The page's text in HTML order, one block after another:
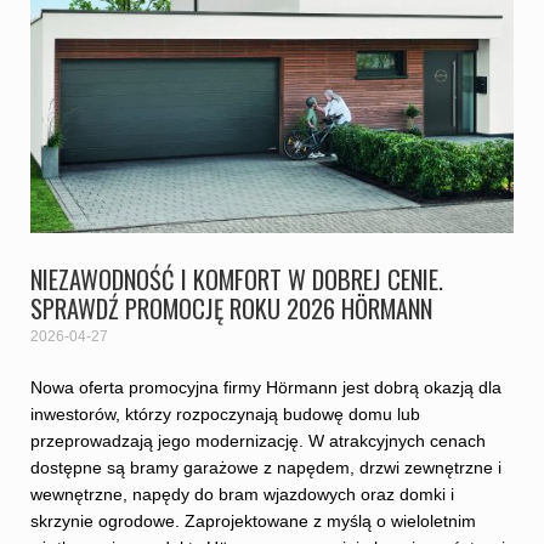
NIEZAWODNOŚĆ I KOMFORT W DOBREJ CENIE.
SPRAWDŹ PROMOCJĘ ROKU 2026 HÖRMANN
2026-04-27
Nowa oferta promocyjna firmy Hörmann jest dobrą okazją dla
inwestorów, którzy rozpoczynają budowę domu lub
przeprowadzają jego modernizację. W atrakcyjnych cenach
dostępne są bramy garażowe z napędem, drzwi zewnętrzne i
wewnętrzne, napędy do bram wjazdowych oraz domki i
skrzynie ogrodowe. Zaprojektowane z myślą o wieloletnim